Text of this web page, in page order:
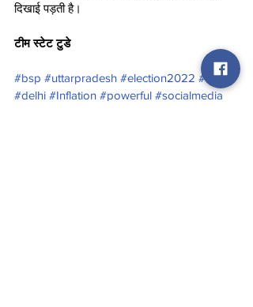
दिखाई पड़ती है।
टीम स्टेट टुडे
#bsp #uttarpradesh #election2022 #bjp
#delhi #Inflation #powerful #socialmedia